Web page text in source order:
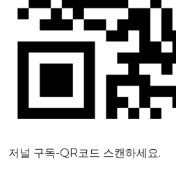
저널 구독-QR코드 스캔하세요.